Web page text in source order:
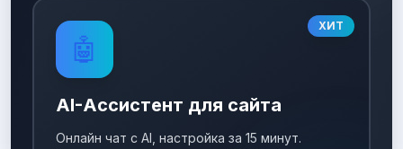
ХИТ
🤖
AI-Ассистент для сайта
Онлайн чат с AI, настройка за 15 минут.